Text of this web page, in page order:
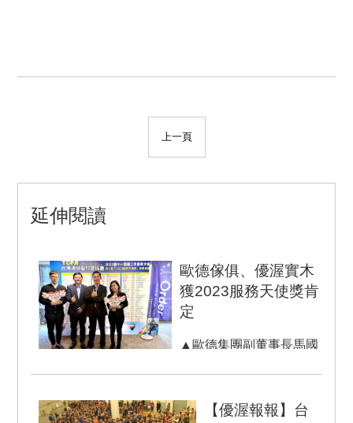
上一頁
延伸閱讀
歐德傢俱、優渥實木
獲2023服務天使獎肯
定
▲歐德集團副董事長馬國
(左二)到場祝賀歐德傢俱
獲...
【優渥報報】台